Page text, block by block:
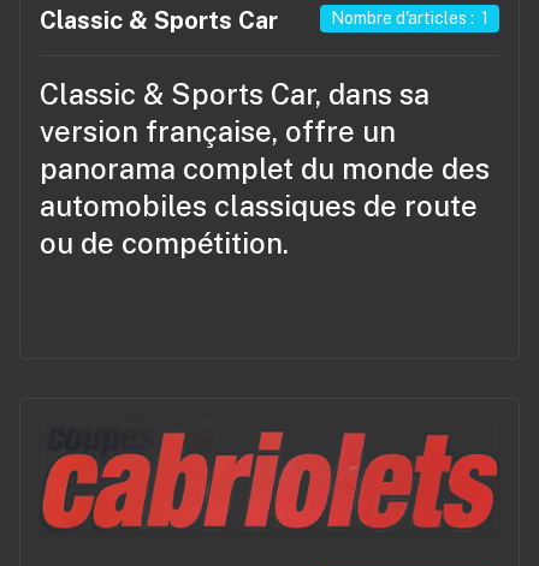
Classic & Sports Car Nombre d'articles : 1
Classic & Sports Car, dans sa
version française, offre un
panorama complet du monde des
automobiles classiques de route
ou de compétition.